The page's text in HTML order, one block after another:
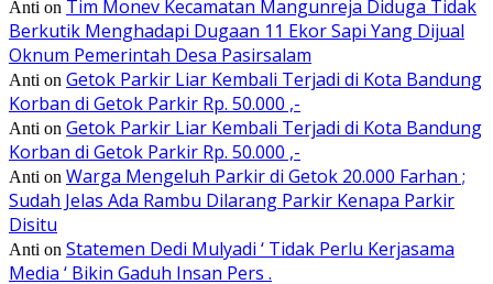
Anti on Tim Monev Kecamatan Mangunreja Diduga Tidak
Berkutik Menghadapi Dugaan 11 Ekor Sapi Yang Dijual
Oknum Pemerintah Desa Pasirsalam
Anti on Getok Parkir Liar Kembali Terjadi di Kota Bandung
Korban di Getok Parkir Rp. 50.000 ,-
Anti on Getok Parkir Liar Kembali Terjadi di Kota Bandung
Korban di Getok Parkir Rp. 50.000 ,-
Anti on Warga Mengeluh Parkir di Getok 20.000 Farhan ;
Sudah Jelas Ada Rambu Dilarang Parkir Kenapa Parkir
Disitu
Anti on Statemen Dedi Mulyadi ‘ Tidak Perlu Kerjasama
Media ‘ Bikin Gaduh Insan Pers .